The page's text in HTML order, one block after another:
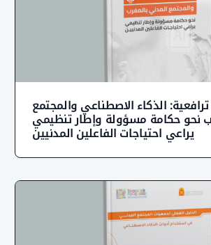
الذكاء الاصطناعي والمجتمع
مسؤولة وإطار تنظيمي
احتياجات الفاعلين المدنيين